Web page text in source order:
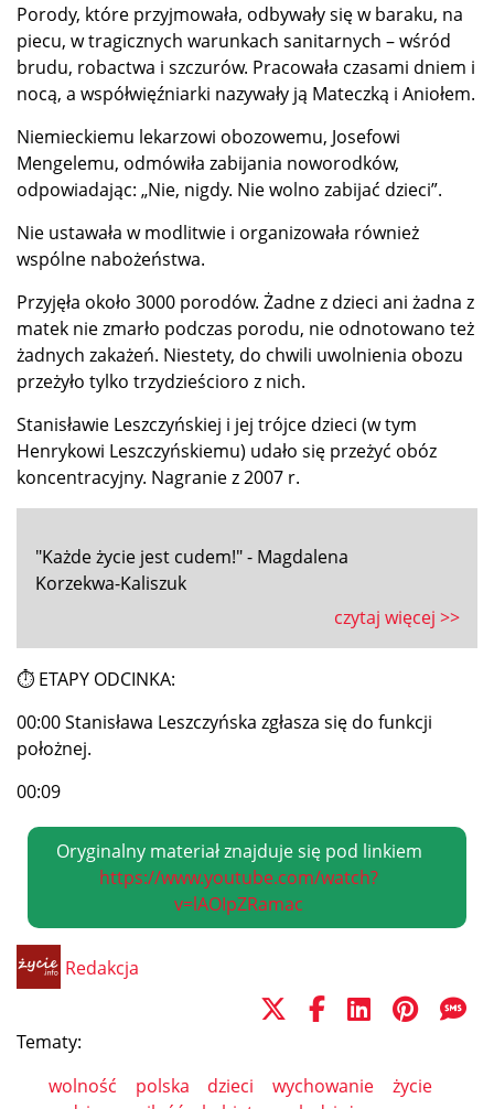
Porody, które przyjmowała, odbywały się w baraku, na
piecu, w tragicznych warunkach sanitarnych – wśród
brudu, robactwa i szczurów. Pracowała czasami dniem i
nocą, a współwięźniarki nazywały ją Mateczką i Aniołem.
Niemieckiemu lekarzowi obozowemu, Josefowi
Mengelemu, odmówiła zabijania noworodków,
odpowiadając: „Nie, nigdy. Nie wolno zabijać dzieci”.
Nie ustawała w modlitwie i organizowała również
wspólne nabożeństwa.
Przyjęła około 3000 porodów. Żadne z dzieci ani żadna z
matek nie zmarło podczas porodu, nie odnotowano też
żadnych zakażeń. Niestety, do chwili uwolnienia obozu
przeżyło tylko trzydzieścioro z nich.
Stanisławie Leszczyńskiej i jej trójce dzieci (w tym
Henrykowi Leszczyńskiemu) udało się przeżyć obóz
koncentracyjny. Nagranie z 2007 r.
"Każde życie jest cudem!" - Magdalena
Korzekwa-Kaliszuk
czytaj więcej >>
⏱ ETAPY ODCINKA:
00:00 Stanisława Leszczyńska zgłasza się do funkcji
położnej.
00:09
Oryginalny materiał znajduje się pod linkiem
https://www.youtube.com/watch?
v=lAOIpZRamac
Redakcja
Tematy:
wolność
polska dzieci wychowanie
życie